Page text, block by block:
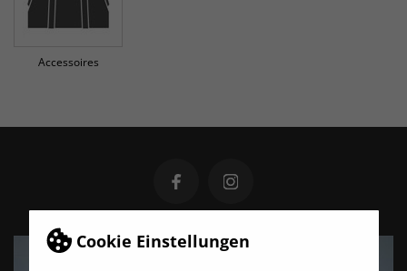
Cookie Einstellungen
Accessoires